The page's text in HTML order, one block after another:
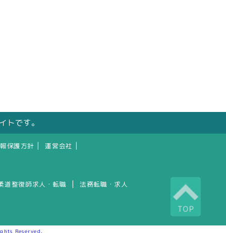
です。
TOP
保護方針 運営会社
道整復師求人・転職 法務転職・求人
Reserved.